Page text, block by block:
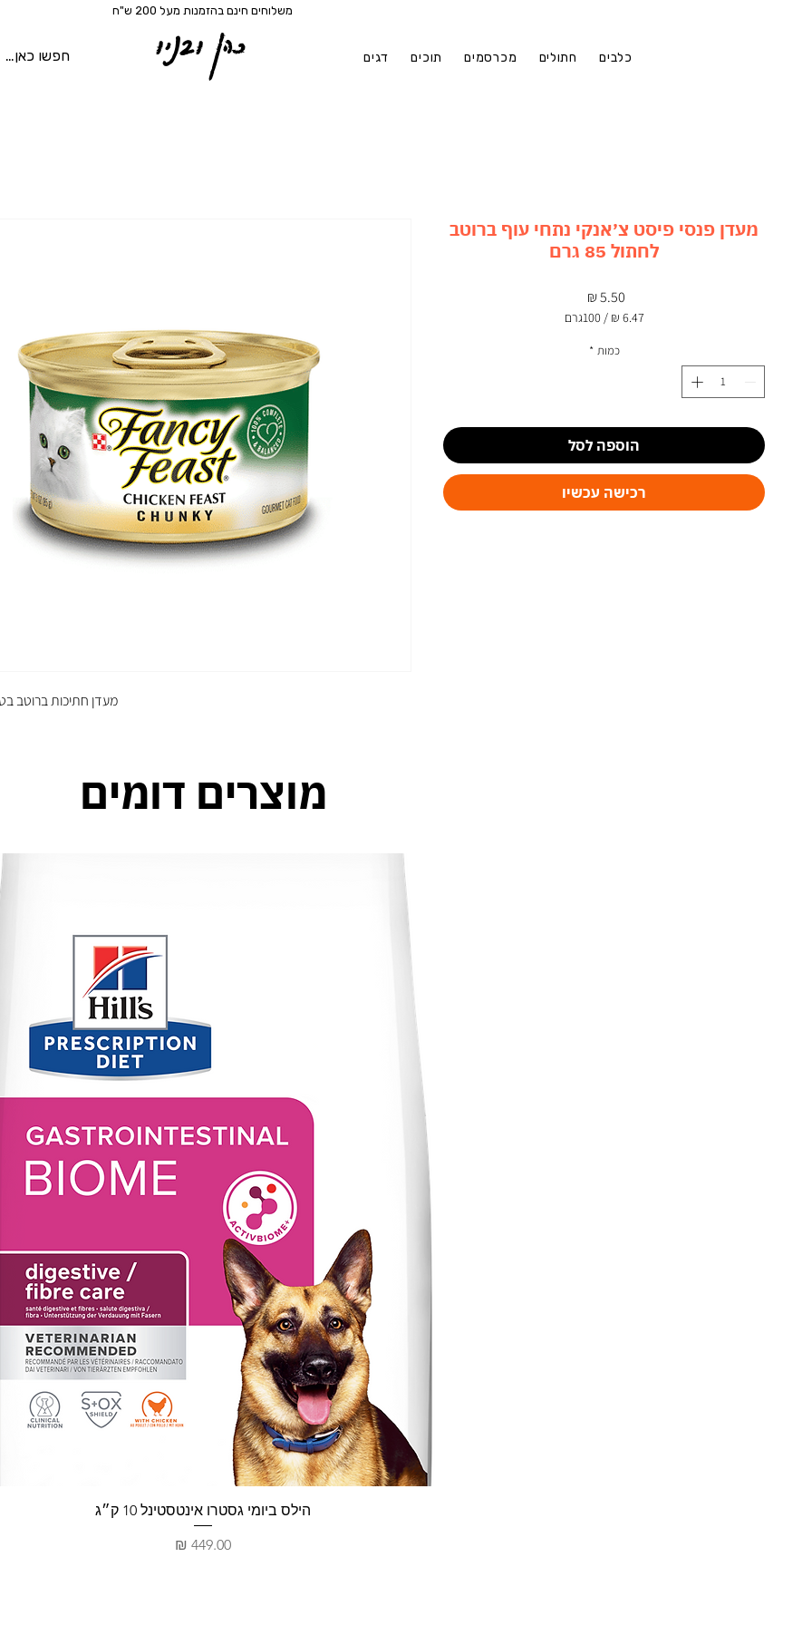
משלוחים חינם בהזמנות מעל 200 ש"ח
כהן ובניו דגים תוכים מכרסמים חתולים כלבים
מעדן חתיכות ברוטב
מעדן פנסי פיסט צ׳אנקי נתחי עוף ברוטב
לחתול 85 גרם
/ 100גרם
לכלכמות *
הוספה לסל
רכישה עכשיו
מוצרים דומים
תצוגה מהירה
הילס ביומי גסטרו אינטסטינל 10 ק״ג
מחיר